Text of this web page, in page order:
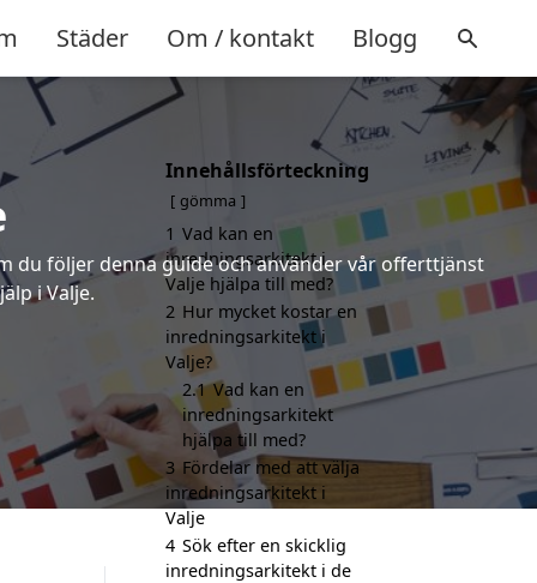
Städer Om / kontakt Blogg
du följer denna guide och använder vår offerttjänst
i Valje.
Innehållsförteckning
gömma
1 Vad kan en
inredningsarkitekt i
Valje hjälpa till med?
2 Hur mycket kostar en
inredningsarkitekt i
Valje?
2.1 Vad kan en
inredningsarkitekt
hjälpa till med?
3 Fördelar med att välja
inredningsarkitekt i
Valje
4 Sök efter en skicklig
inredningsarkitekt i de